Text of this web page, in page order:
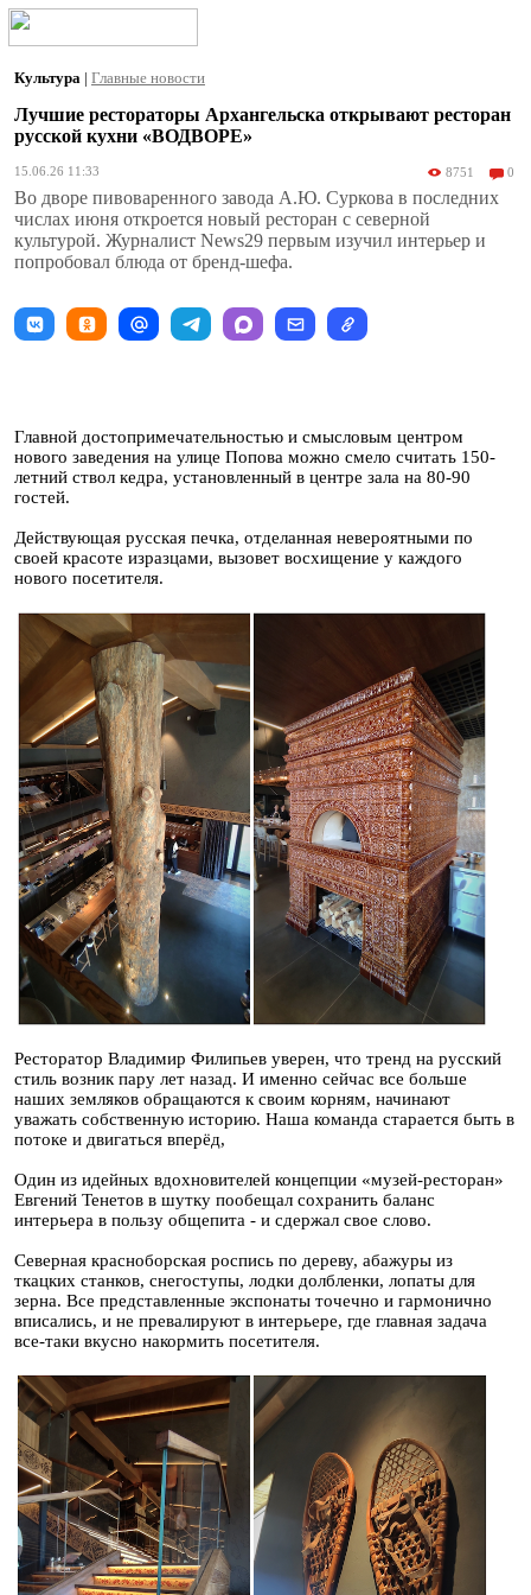
Культура | Главные новости
Лучшие рестораторы Архангельска открывают ресторан
русской кухни «ВОДВОРЕ»
15.06.26 11:33 8751 0
Во дворе пивоваренного завода А.Ю. Суркова в последних
числах июня откроется новый ресторан с северной
культурой. Журналист News29 первым изучил интерьер и
попробовал блюда от бренд-шефа.
Главной достопримечательностью и смысловым центром
нового заведения на улице Попова можно смело считать 150-
летний ствол кедра, установленный в центре зала на 80-90
гостей.
Действующая русская печка, отделанная невероятными по
своей красоте изразцами, вызовет восхищение у каждого
нового посетителя.
Ресторатор Владимир Филипьев уверен, что тренд на русский
стиль возник пару лет назад. И именно сейчас все больше
наших земляков обращаются к своим корням, начинают
уважать собственную историю. Наша команда старается быть в
потоке и двигаться вперёд,
Один из идейных вдохновителей концепции «музей-ресторан»
Евгений Тенетов в шутку пообещал сохранить баланс
интерьера в пользу общепита - и сдержал свое слово.
Северная красноборская роспись по дереву, абажуры из
ткацких станков, снегоступы, лодки долбленки, лопаты для
зерна. Все представленные экспонаты точечно и гармонично
вписались, и не превалируют в интерьере, где главная задача
все-таки вкусно накормить посетителя.